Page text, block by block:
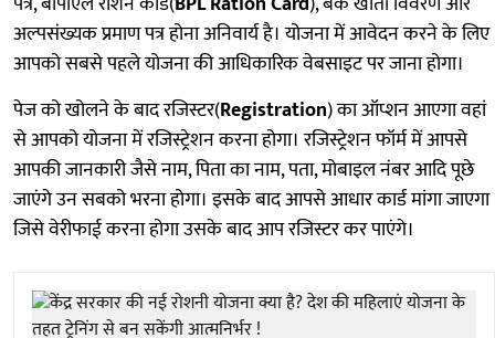
अल्पसंख्यक प्रमाण पत्र होना अनिवार्य है। योजना में आवेदन करने के लिए
आपको सबसे पहले योजना की आधिकारिक वेबसाइट पर जाना होगा।
पेज को खोलने के बाद रजिस्टर(Registration) का ऑप्शन आएगा वहां
से आपको योजना में रजिस्ट्रेशन करना होगा। रजिस्ट्रेशन फॉर्म में आपसे
आपकी जानकारी जैसे नाम, पिता का नाम, पता, मोबाइल नंबर आदि पूछे
जाएंगे उन सबको भरना होगा। इसके बाद आपसे आधार कार्ड मांगा जाएगा
जिसे वेरीफाई करना होगा उसके बाद आप रजिस्टर कर पाएंगे।